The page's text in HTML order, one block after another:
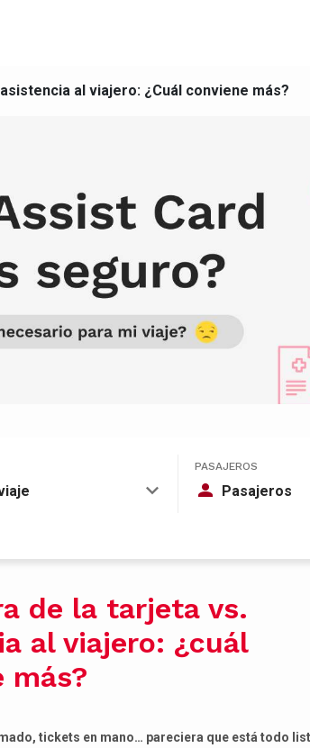
al viajero: ¿Cuál conviene más?
PASAJEROS
Pasajeros
de la tarjeta vs.
al viajero: ¿cuál
más?
tickets en mano… pareciera que está todo